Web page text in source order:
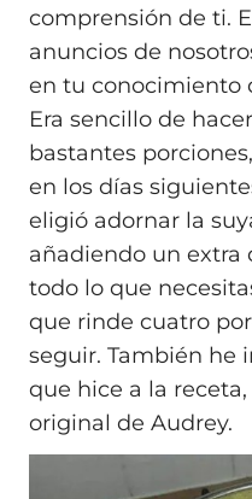
comprensión de ti.
anuncios de
en tu conocimiento
Era sencillo de
bastantes
en los días
eligió adornar la
añadiendo un extra
todo lo que
que rinde cuatro
seguir. También he
que hice a la
original de Audrey.